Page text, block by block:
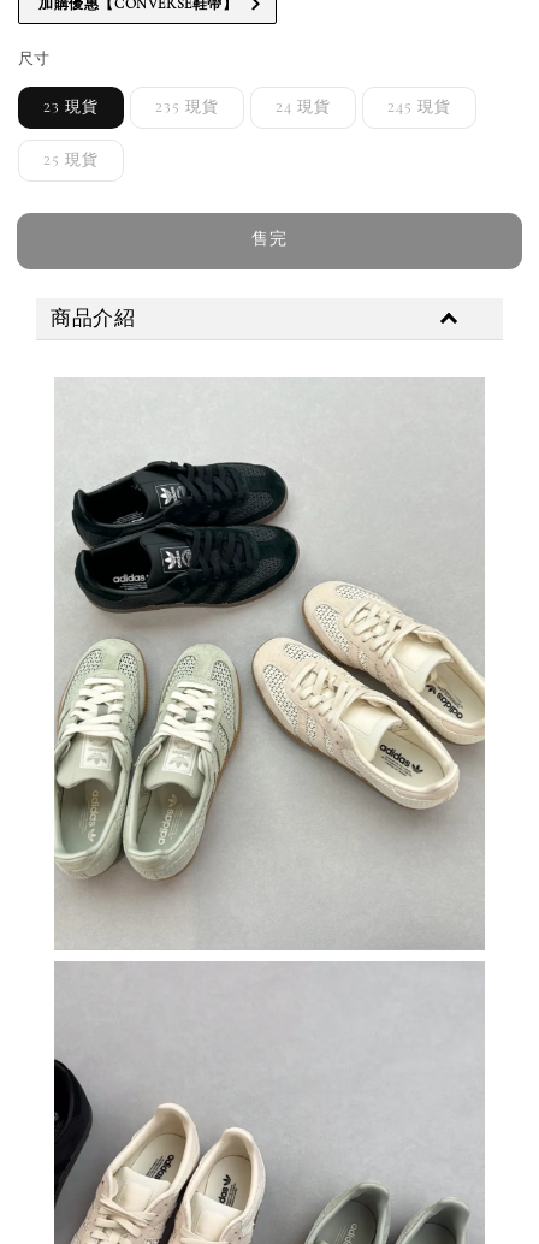
尺寸
23 現貨 235 現貨 24 現貨 245 現貨
25 現貨
售完
商品介紹